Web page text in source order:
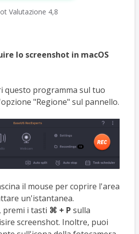
Valutazione 4,8
lo screenshot in macOS
questo programma sul tuo
"Regione" sul pannello.
il mouse per coprire l'area
un'istantanea.
premi i tasti ⌘ + P sulla
screenshot. Inoltre, puoi